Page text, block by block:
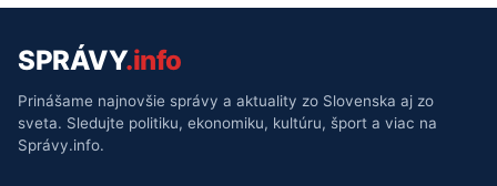
SPRÁVY.info
Prinášame najnovšie správy a aktuality zo Slovenska aj zo
sveta. Sledujte politiku, ekonomiku, kultúru, šport a viac na
Správy.info.